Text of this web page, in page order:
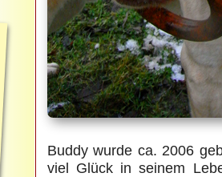
Buddy wurde ca. 2006
viel Glück in seinem